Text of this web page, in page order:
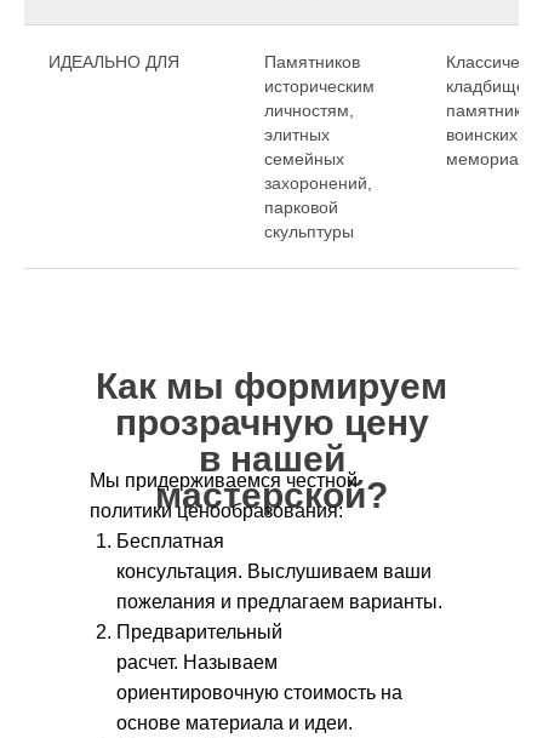
ИДЕАЛЬНО ДЛЯ
Памятников
историческим
личностям,
элитных
семейных
захоронений,
парковой
скульптуры
памятников,
воинских
Как мы формируем
прозрачную цену
в нашей
мастерской?
Мы придерживаемся честной
политики ценообразования:
Бесплатная
консультация. Выслушиваем ваши
пожелания и предлагаем варианты.
Предварительный
расчет. Называем
ориентировочную стоимость на
основе материала и идеи.